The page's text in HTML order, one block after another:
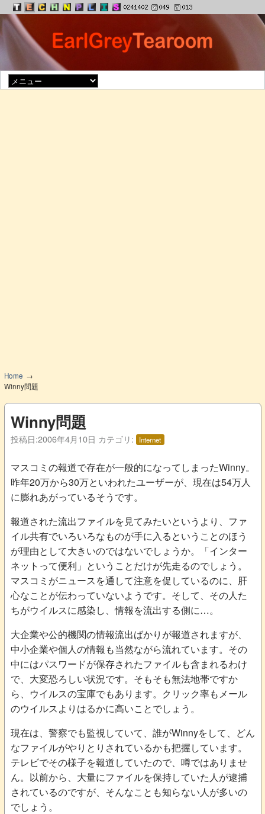
Home
Winny問題
Winny問題
投稿日:2006年4月10日 カテゴリ: Internet
マスコミの報道で存在が一般的になってしまったWinny。
昨年20万から30万といわれたユーザーが、現在は54万人
に膨れあがっているそうです。
報道された流出ファイルを見てみたいというより、ファ
イル共有でいろいろなものが手に入るということのほう
が理由として大きいのではないでしょうか。「インター
ネットって便利」ということだけが先走るのでしょう。
マスコミがニュースを通して注意を促しているのに、肝
心なことが伝わっていないようです。そして、その人た
ちがウイルスに感染し、情報を流出する側に…。
大企業や公的機関の情報流出ばかりが報道されますが、
中小企業や個人の情報も当然ながら流れています。その
中にはパスワードが保存されたファイルも含まれるわけ
で、大変恐ろしい状況です。そもそも無法地帯ですか
ら、ウイルスの宝庫でもあります。クリック率もメール
のウイルスよりはるかに高いことでしょう。
現在は、警察でも監視していて、誰がWinnyをして、どん
なファイルがやりとりされているかも把握しています。
テレビでその様子を報道していたので、噂ではありませ
ん。以前から、大量にファイルを保持していた人が逮捕
されているのですが、そんなことも知らない人が多いの
でしょう。